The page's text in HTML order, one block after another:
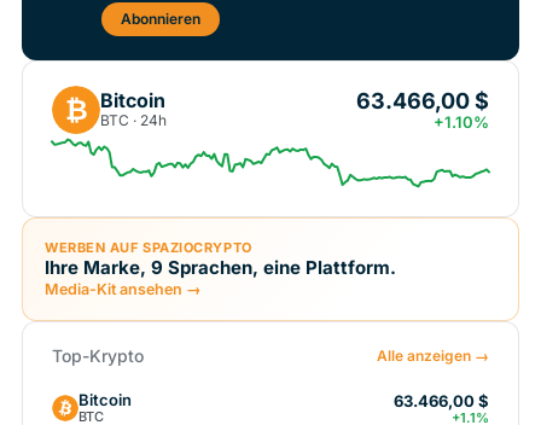
Abonnieren
₿ Bitcoin
BTC · 24h
63.466,00 $
+1.10%
WERBEN AUF SPAZIOCRYPTO
Ihre Marke, 9 Sprachen, eine Plattform.
Media-Kit ansehen →
Top-Krypto Alle anzeigen →
Bitcoin
BTC
63.466,00 $
+1.1%